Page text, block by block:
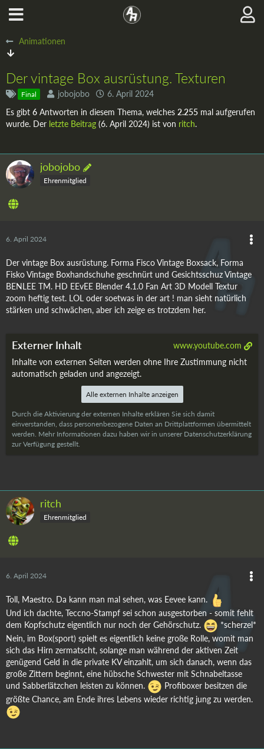
Animationen
Der vintage Box ausrüstung. Texturen
Final jobojobo
6. April 2024
Es gibt 6 Antworten in diesem Thema, welches 2.255 mal aufgerufen
wurde. Der letzte Beitrag (6. April 2024) ist von ritch.
jobojobo
Ehrenmitglied
6. April 2024
Der vintage Box ausrüstung. Forma Fisco Vintage Boxsack, Forma
Fisko Vintage Boxhandschuhe geschnürt und Gesichtsschuz Vintage
BENLEE TM. HD EEvEE Blender 4.1.0 Fan Art 3D Modell Textur
zoom heftig test. LOL oder soetwas in der art ! man sieht natürlich
stärken und schwächen, aber ich zeige es trotzdem her.
Externer Inhalt
www.youtube.com
Inhalte von externen Seiten werden ohne Ihre Zustimmung nicht
automatisch geladen und angezeigt.
Alle externen Inhalte anzeigen
Durch die Aktivierung der externen Inhalte erklären Sie sich damit
einverstanden, dass personenbezogene Daten an Drittplattformen übermittelt
werden. Mehr Informationen dazu haben wir in unserer Datenschutzerklärung
zur Verfügung gestellt.
ritch
Ehrenmitglied
6. April 2024
Toll, Maestro. Da kann man mal sehen, was Eevee kann.
Und ich dachte, Teccno-Stampf sei schon ausgestorben - somit fehlt
dem Kopfschutz eigentlich nur noch der Gehörschutz.
*scherzel*
Nein, im Box(sport) spielt es eigentlich keine große Rolle, womit man
sich das Hirn zermatscht, solange man während der aktiven Zeit
genügend Geld in die private KV einzahlt, um sich danach, wenn das
große Zittern beginnt, eine hübsche Schwester mit Schnabeltasse
und Sabberlätzchen leisten zu können.
Profiboxer besitzen die
größte Chance, am Ende ihres Lebens wieder richtig jung zu werden.